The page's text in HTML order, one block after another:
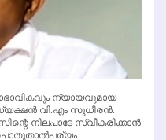
ന്യായവുമായ
വി.എം സുധീരന്‍.
നിലപാടേ സ്വീകരിക്കാന്‍
പൊതുതാല്‍പര്യം